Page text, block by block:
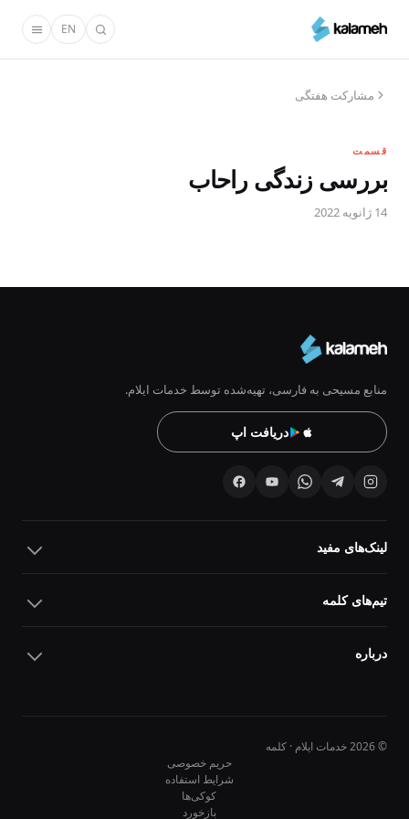
محتوای
EN
مشارکت هفتگی
قسمت
بررسی زندگی راحاب
14 ژانویه 2022
منابع مسیحی به فارسی، تهیه‌شده توسط خدمات ایلام.
دریافت اپ
لینک‌های مفید
تیم‌های کلمه
درباره
© 2026 خدمات ایلام · کلمه
حریم خصوصی
شرایط استفاده
کوکی‌ها
بازخورد
10